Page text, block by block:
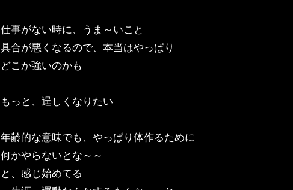
仕事がない時に、うま～いこと
具合が悪くなるので、本当はやっぱり
どこか強いのかも
もっと、逞しくなりたい
年齢的な意味でも、やっぱり体作るために
何かやらないとな～～
と、感じ始めてる